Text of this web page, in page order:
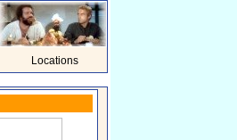
Locations